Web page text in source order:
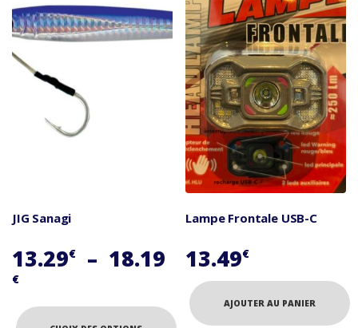
Les
options
peuvent
être
choisies
JIG Sanagi
13.29€ – 18.19
€Plage
de
Lampe Frontale USB-C
13.49€
AJOUTER AU PANIER